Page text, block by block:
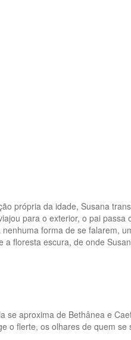
própria da idade, Susana
para o exterior, o pai passa
forma de se falarem,
floresta escura, de onde
aproxima de Bethânea e
o flerte, os olhares de quem se